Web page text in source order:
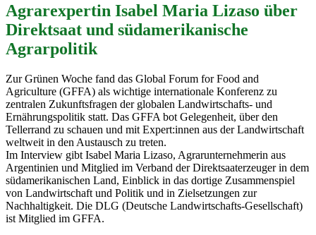
Agrarexpertin Isabel Maria Lizaso über
Direktsaat und südamerikanische
Agrarpolitik
Zur Grünen Woche fand das Global Forum for Food and
Agriculture (GFFA) als wichtige internationale Konferenz zu
zentralen Zukunftsfragen der globalen Landwirtschafts- und
Ernährungspolitik statt. Das GFFA bot Gelegenheit, über den
Tellerrand zu schauen und mit Expert:innen aus der Landwirtschaft
weltweit in den Austausch zu treten.
Im Interview gibt Isabel Maria Lizaso, Agrarunternehmerin aus
Argentinien und Mitglied im Verband der Direktsaaterzeuger in dem
südamerikanischen Land, Einblick in das dortige Zusammenspiel
von Landwirtschaft und Politik und in Zielsetzungen zur
Nachhaltigkeit. Die DLG (Deutsche Landwirtschafts-Gesellschaft)
ist Mitglied im GFFA.